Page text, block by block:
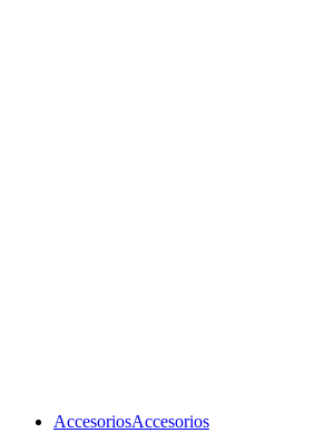
AccesoriosAccesorios